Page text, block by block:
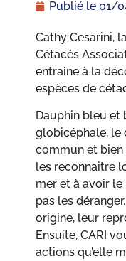
Publié le 01/
Cathy Cesarini,
Cétacés
entraîne à la
espèces de
Dauphin bleu et
globicéphale, le
commun et bien
les reconnaitre
mer et à avoir
pas les
origine, leur
Ensuite, CARI
actions qu’elle